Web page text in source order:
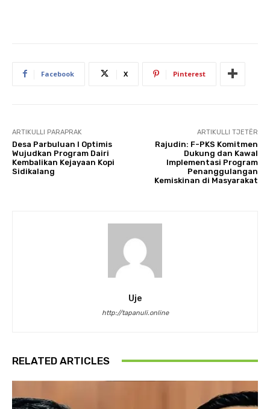
Facebook X Pinterest
ARTIKULLI PARAPRAK
Desa Parbuluan I Optimis
Wujudkan Program Dairi
Kembalikan Kejayaan Kopi
Sidikalang
ARTIKULLI TJETËR
Rajudin: F-PKS Komitmen
Dukung dan Kawal
Implementasi Program
Penanggulangan
Kemiskinan di Masyarakat
Uje
http://tapanuli.online
RELATED ARTICLES